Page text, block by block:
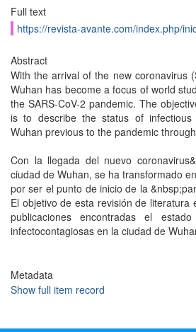
Full text
https://revista-avante.com/index.php/
Abstract
With the arrival of the new coronavirus
Wuhan has become a focus of world
the SARS-CoV-2 pandemic. The
is to describe the status of
Wuhan previous to the pandemic
Con la llegada del nuevo
ciudad de Wuhan, se ha transformado
por ser el punto de inicio de la
El objetivo de esta revisión de literatura
publicaciones encontradas el
infectocontagiosas en la ciudad de
Metadata
Show full item record